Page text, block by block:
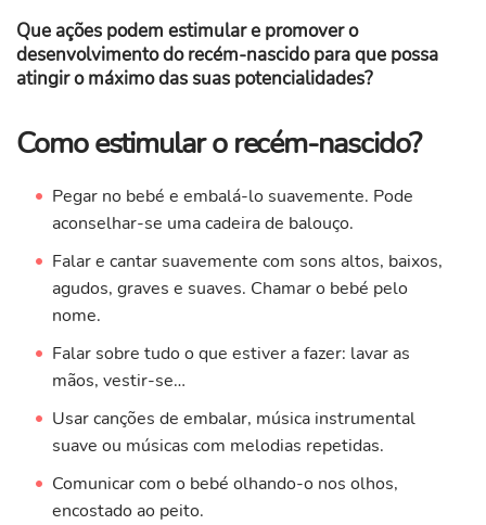
Que ações podem estimular e promover o
desenvolvimento do recém-nascido para que possa
atingir o máximo das suas potencialidades?
Como estimular o recém-nascido?
Pegar no bebé e embalá-lo suavemente. Pode
aconselhar-se uma cadeira de balouço.
Falar e cantar suavemente com sons altos, baixos,
agudos, graves e suaves. Chamar o bebé pelo
nome.
Falar sobre tudo o que estiver a fazer: lavar as
mãos, vestir-se…
Usar canções de embalar, música instrumental
suave ou músicas com melodias repetidas.
Comunicar com o bebé olhando-o nos olhos,
encostado ao peito.